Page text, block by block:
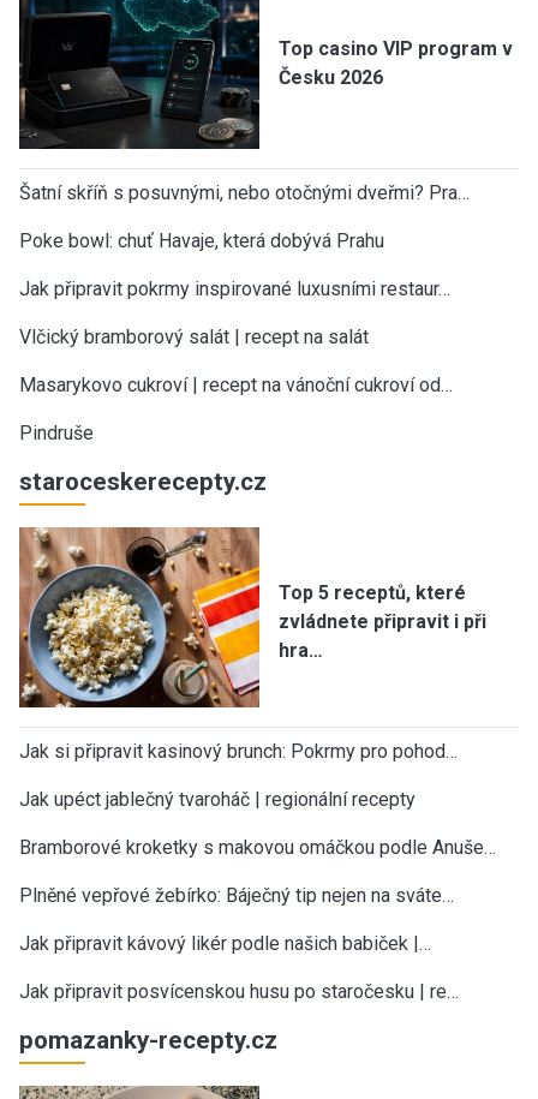
Top casino VIP program v
Česku 2026
Šatní skříň s posuvnými, nebo otočnými dveřmi? Pra…
Poke bowl: chuť Havaje, která dobývá Prahu
Jak připravit pokrmy inspirované luxusními restaur…
Vlčický bramborový salát | recept na salát
Masarykovo cukroví | recept na vánoční cukroví od…
Pindruše
staroceskerecepty.cz
Top 5 receptů, které
zvládnete připravit i při
hra…
Jak si připravit kasinový brunch: Pokrmy pro pohod…
Jak upéct jablečný tvaroháč | regionální recepty
Bramborové kroketky s makovou omáčkou podle Anuše…
Plněné vepřové žebírko: Báječný tip nejen na sváte…
Jak připravit kávový likér podle našich babiček |…
Jak připravit posvícenskou husu po staročesku | re…
pomazanky-recepty.cz